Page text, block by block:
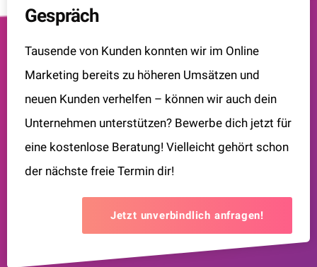
Gespräch
Tausende von Kunden konnten wir im Online
Marketing bereits zu höheren Umsätzen und
neuen Kunden verhelfen – können wir auch dein
Unternehmen unterstützen? Bewerbe dich jetzt für
eine kostenlose Beratung! Vielleicht gehört schon
der nächste freie Termin dir!
Jetzt unverbindlich anfragen!